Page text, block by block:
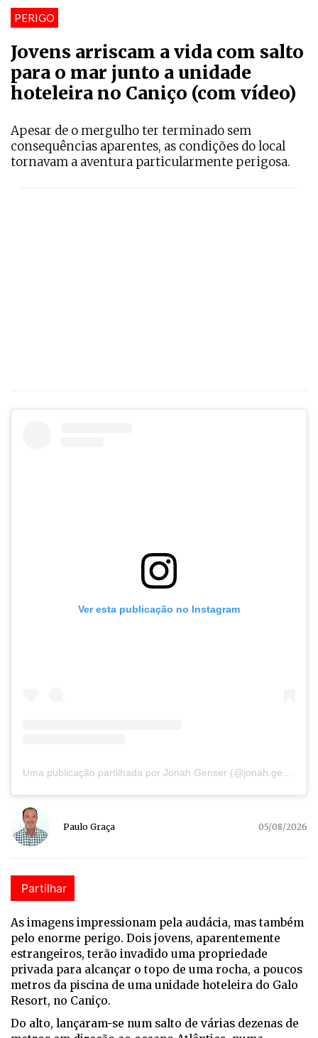
PERIGO
Jovens arriscam a vida com salto
para o mar junto a unidade
hoteleira no Caniço (com vídeo)
Apesar de o mergulho ter terminado sem
consequências aparentes, as condições do local
tornavam a aventura particularmente perigosa.
Ver esta publicação no Instagram
Paulo Graça 05/08/2026
Partilhar
As imagens impressionam pela audácia, mas também
pelo enorme perigo. Dois jovens, aparentemente
estrangeiros, terão invadido uma propriedade
privada para alcançar o topo de uma rocha, a poucos
metros da piscina de uma unidade hoteleira do Galo
Resort, no Caniço.
Do alto, lançaram-se num salto de várias dezenas de